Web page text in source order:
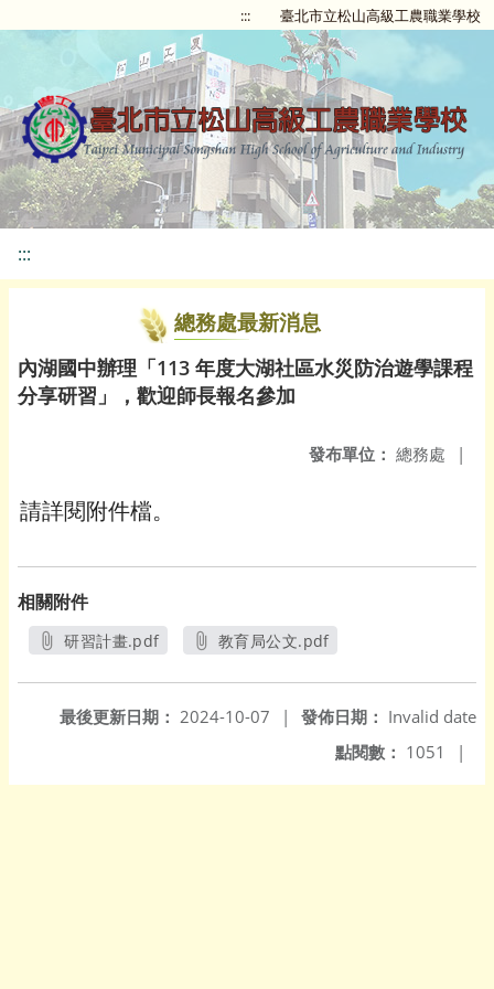
::: 臺北市立松山高級工農職業學校
:::
總務處最新消息
內湖國中辦理「113 年度大湖社區水災防治遊學課程
分享研習」，歡迎師長報名參加
發布單位： 總務處 |
請詳閱附件檔。
相關附件
研習計畫.pdf
教育局公文.pdf
發佈日期： Invalid date
最後更新日期： 2024-10-07
|
點閱數： 1051 |